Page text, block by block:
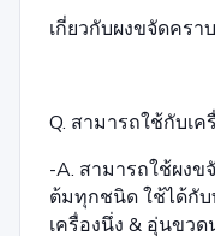
เกี่ยวกับผงขจัดครา
Q. สามารถใช้กับเ
-A. สามารถใช้ผง
ต้มทุกชนิด ใช้ได้กั
เครื่องนึ่ง & อุ่นขว